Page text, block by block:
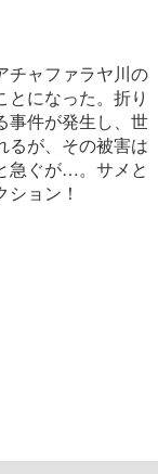
チャファラヤ川の
になった。折り
事件が発生し、世
るが、その被害は
急ぐが…。サメと
ョン！